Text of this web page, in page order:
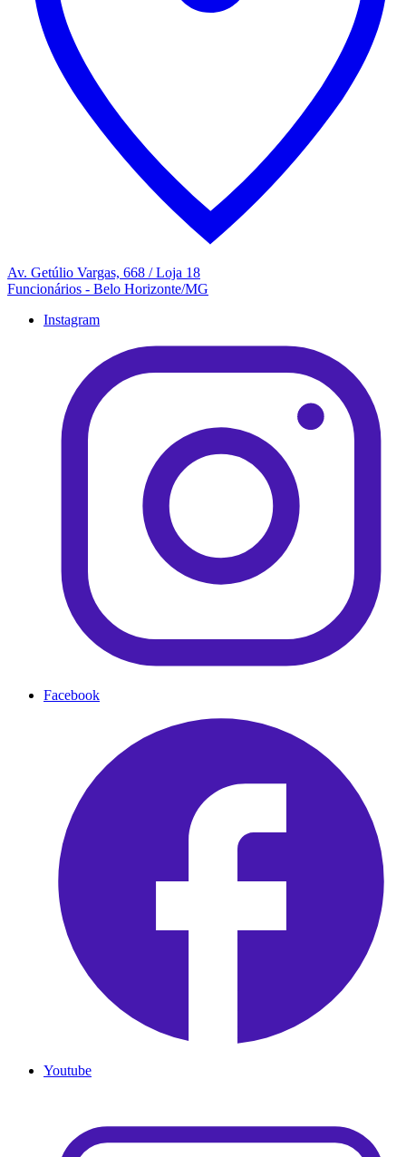
Av. Getúlio Vargas, 668 / Loja 18
Funcionários - Belo Horizonte/MG
Instagram
Facebook
Youtube